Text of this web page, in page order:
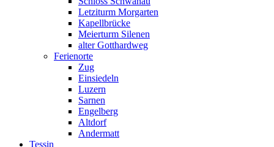
Letziturm Morgarten
Kapellbrücke
Meierturm Silenen
alter Gotthardweg
Ferienorte
Zug
Einsiedeln
Luzern
Sarnen
Engelberg
Altdorf
Andermatt
Tessin